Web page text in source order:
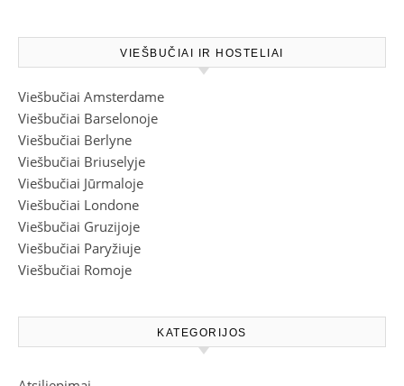
VIEŠBUČIAI IR HOSTELIAI
Viešbučiai Amsterdame
Viešbučiai Barselonoje
Viešbučiai Berlyne
Viešbučiai Briuselyje
Viešbučiai Jūrmaloje
Viešbučiai Londone
Viešbučiai Gruzijoje
Viešbučiai Paryžiuje
Viešbučiai Romoje
KATEGORIJOS